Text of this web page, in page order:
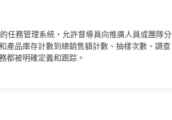
任務管理系統，允許督導員向推廣人員或團隊分
產品庫存計數到總銷售額計數、抽樣次數、調查
都被明確定義和跟踪。